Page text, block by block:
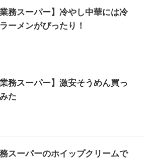
業務スーパー】冷やし中華には冷
ーメンがぴったり！
業務スーパー】激安そうめん買っ
た
スーパーのホイップクリームで